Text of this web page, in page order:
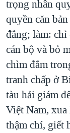
trọng nhân
quyền căn
đẳng; làm: chỉ
cán bộ và bỏ
chìm đắm
tranh chấp ở
tàu hải giám
Việt Nam, xua
thậm chí, giết